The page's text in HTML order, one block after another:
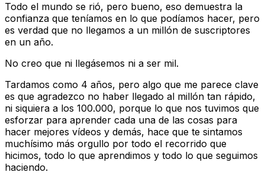
Todo el mundo se rió, pero bueno, eso demuestra la
confianza que teníamos en lo que podíamos hacer, pero
es verdad que no llegamos a un millón de suscriptores
en un año.
No creo que ni llegásemos ni a ser mil.
Tardamos como 4 años, pero algo que me parece clave
es que agradezco no haber llegado al millón tan rápido,
ni siquiera a los 100.000, porque lo que nos tuvimos que
esforzar para aprender cada una de las cosas para
hacer mejores vídeos y demás, hace que te sintamos
muchísimo más orgullo por todo el recorrido que
hicimos, todo lo que aprendimos y todo lo que seguimos
haciendo.